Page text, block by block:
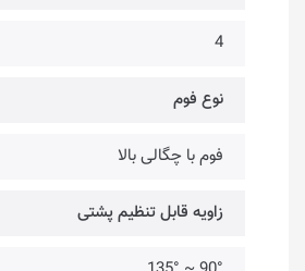
4
نوع فوم
فوم با چگالی بالا
زاویه قابل تنظیم پشتی